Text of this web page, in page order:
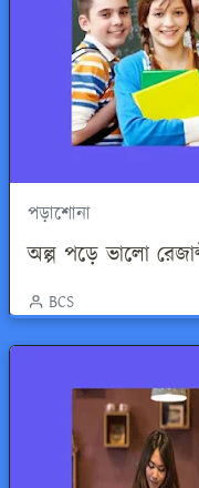
পড়াশোনা
অল্প পড়ে ভালো
BCS